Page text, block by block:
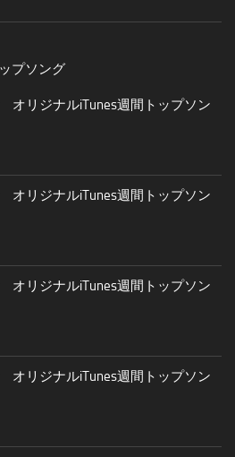
プソング
リジナルiTunes週間トップソン
リジナルiTunes週間トップソン
リジナルiTunes週間トップソン
リジナルiTunes週間トップソン